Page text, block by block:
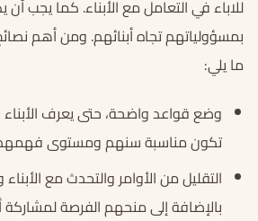
للاباء في التعامل مع الأبناء. كما يجب أن
بمسؤولياتهم تجاه أبنائهم. ومن أهم نصائح
ما يلي:
وضع قواعد واضحة، حتى يعرف الأبناء
تكون مناسبة سنهم ومستوى
التقليل من الأوامر والتحدث مع
بالإضافة إلى منحهم الفرصة